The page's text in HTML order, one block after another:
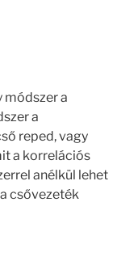
módszer a
a
reped, vagy
a korrelációs
anélkül lehet
csővezeték